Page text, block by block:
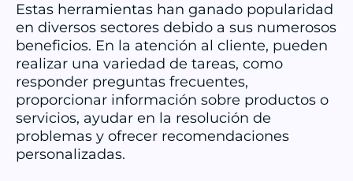
Estas herramientas han ganado popularidad
en diversos sectores debido a sus numerosos
beneficios. En la atención al cliente, pueden
realizar una variedad de tareas, como
responder preguntas frecuentes,
proporcionar información sobre productos o
servicios, ayudar en la resolución de
problemas y ofrecer recomendaciones
personalizadas.